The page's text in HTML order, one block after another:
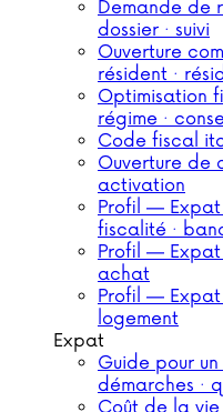
Demande de
dossier · suivi
Ouverture
résident ·
Optimisation
régime ·
Code fiscal
Ouverture de
activation
Profil —
fiscalité ·
Profil —
achat
Profil —
logement
Expat
Guide pour
démarches ·
Coût de la